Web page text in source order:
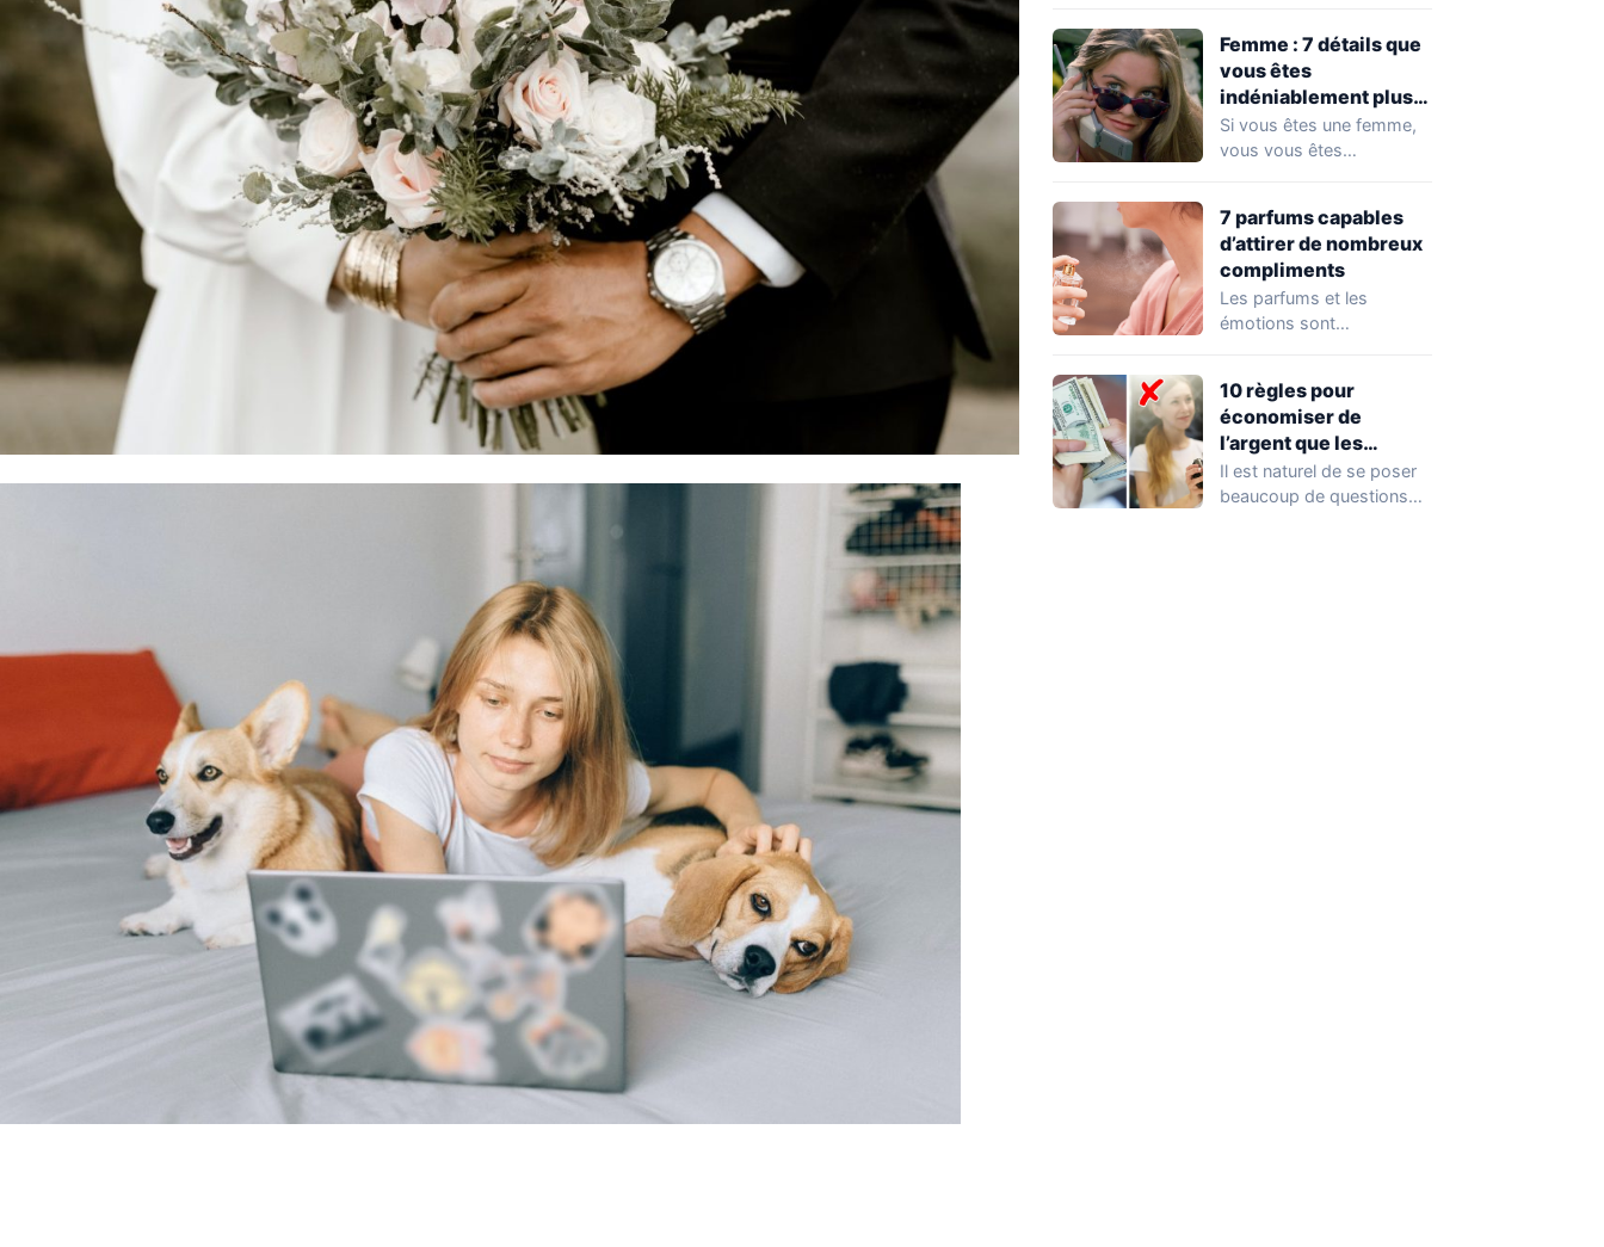
Femme : 7 détails que
vous êtes
indéniablement plus
attirante que vous ne
le pensez
Si vous êtes une femme,
vous vous êtes
les…
7 parfums capables
d’attirer de nombreux
compliments
Les parfums et les
émotions sont
10 règles pour
économiser de
l’argent que les
personnes riches
appliquent
Il est naturel de se poser
beaucoup de questions